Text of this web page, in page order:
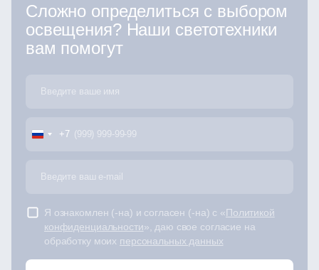
Сложно определиться с выбором
освещения? Наши светотехники
вам помогут
+7
Я ознакомлен (-на) и согласен (-на) с «Политикой
конфиденциальности», даю свое согласие на
обработку моих персональных данных